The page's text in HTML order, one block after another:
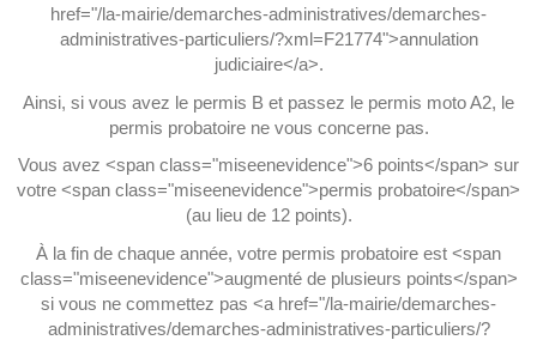
href="/la-mairie/demarches-administratives/demarches-
administratives-particuliers/?xml=F21774">annulation
judiciaire</a>.
Ainsi, si vous avez le permis B et passez le permis moto A2, le
permis probatoire ne vous concerne pas.
Vous avez <span class="miseenevidence">6 points</span> sur
votre <span class="miseenevidence">permis probatoire</span>
(au lieu de 12 points).
À la fin de chaque année, votre permis probatoire est <span
class="miseenevidence">augmenté de plusieurs points</span>
si vous ne commettez pas <a href="/la-mairie/demarches-
administratives/demarches-administratives-particuliers/?